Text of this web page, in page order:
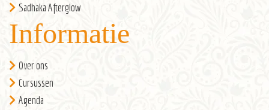
Sadhaka Afterglow
Informatie
Over ons
Cursussen
Agenda